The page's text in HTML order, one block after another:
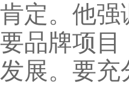
肯定。他强
要品牌项目
发展。要充